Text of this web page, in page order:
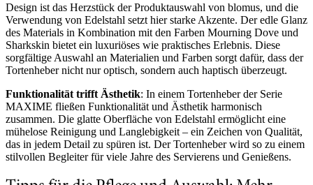
Design ist das Herzstück der Produktauswahl von blomus, und die
Verwendung von Edelstahl setzt hier starke Akzente. Der edle Glanz
des Materials in Kombination mit den Farben Mourning Dove und
Sharkskin bietet ein luxuriöses wie praktisches Erlebnis. Diese
sorgfältige Auswahl an Materialien und Farben sorgt dafür, dass der
Tortenheber nicht nur optisch, sondern auch haptisch überzeugt.
Funktionalität trifft Ästhetik: In einem Tortenheber der Serie
MAXIME fließen Funktionalität und Ästhetik harmonisch
zusammen. Die glatte Oberfläche von Edelstahl ermöglicht eine
mühelose Reinigung und Langlebigkeit – ein Zeichen von Qualität,
das in jedem Detail zu spüren ist. Der Tortenheber wird so zu einem
stilvollen Begleiter für viele Jahre des Servierens und Genießens.